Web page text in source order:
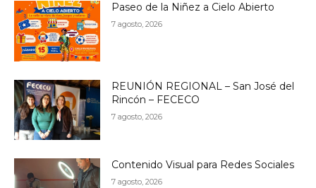
Paseo de la Niñez a Cielo Abierto
7 agosto, 2026
REUNIÓN REGIONAL – San José del
Rincón – FECECO
7 agosto, 2026
Contenido Visual para Redes Sociales
7 agosto, 2026